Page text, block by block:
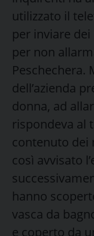
utilizzato il
per inviare
per non
Peschechera.
dell’azienda
donna, ad
rispondeva al
contenuto dei
così avvisato
hanno
vasca da
e coperto da